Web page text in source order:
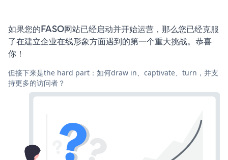
如果您的FASO网站已经启动并开始运营，那么您已经克服
了在建立企业在线形象方面遇到的第一个重大挑战。恭喜
你！
但接下来是the hard part：如何draw in、captivate、turn，并支
持更多的访问者？